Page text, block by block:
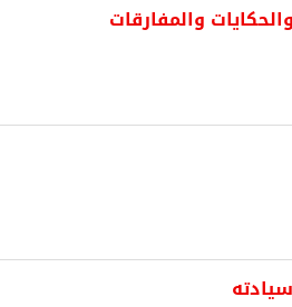
والمفارقات